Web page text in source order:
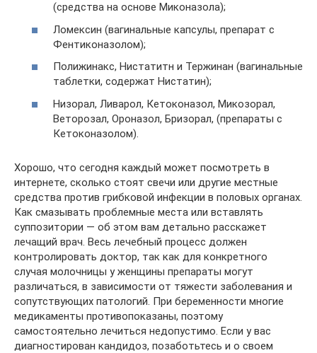
(средства на основе Миконазола);
Ломексин (вагинальные капсулы, препарат с
Фентиконазолом);
Полижинакс, Нистатитн и Тержинан (вагинальные
таблетки, содержат Нистатин);
Низорал, Ливарол, Кетоконазол, Микозорал,
Веторозал, Ороназол, Бризорал, (препараты с
Кетоконазолом).
Хорошо, что сегодня каждый может посмотреть в
интернете, сколько стоят свечи или другие местные
средства против грибковой инфекции в половых органах.
Как смазывать проблемные места или вставлять
суппозитории — об этом вам детально расскажет
лечащий врач. Весь лечебный процесс должен
контролировать доктор, так как для конкретного
случая молочницы у женщины препараты могут
различаться, в зависимости от тяжести заболевания и
сопутствующих патологий. При беременности многие
медикаменты противопоказаны, поэтому
самостоятельно лечиться недопустимо. Если у вас
диагностирован кандидоз, позаботьтесь и о своем